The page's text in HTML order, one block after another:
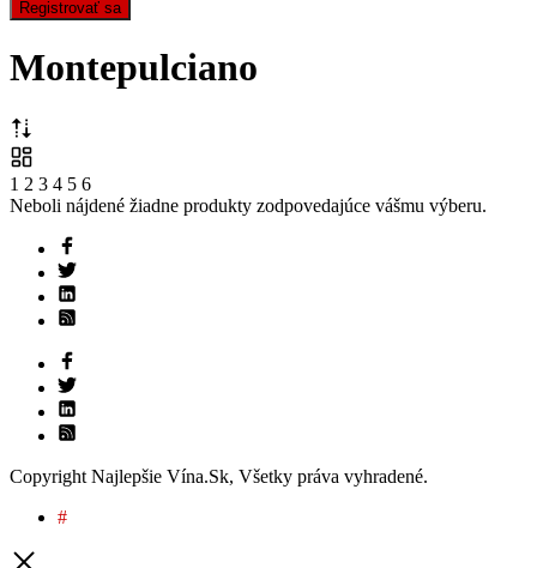
Registrovať sa
Montepulciano
1 2 3 4 5 6
Neboli nájdené žiadne produkty zodpovedajúce vášmu výberu.
Copyright Najlepšie Vína.Sk, Všetky práva vyhradené.
#